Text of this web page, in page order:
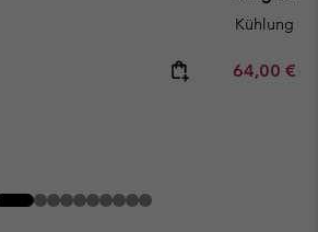
price:
Kühlung
Sale price:
64,00 €